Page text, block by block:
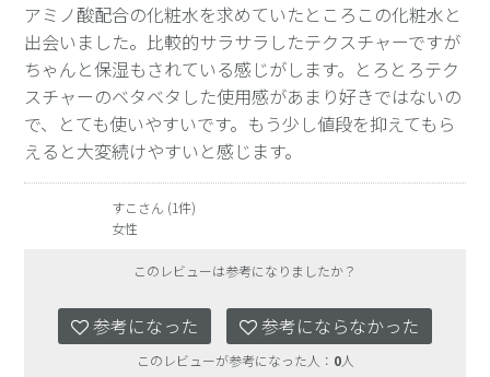
アミノ酸配合の化粧水を求めていたところこの化粧水と
出会いました。比較的サラサラしたテクスチャーですが
ちゃんと保湿もされている感じがします。とろとろテク
スチャーのベタベタした使用感があまり好きではないの
で、とても使いやすいです。もう少し値段を抑えてもら
えると大変続けやすいと感じます。
すこさん (1件)
女性
このレビューは参考になりましたか？
参考になった 参考にならなかった
このレビューが参考になった人： 0人